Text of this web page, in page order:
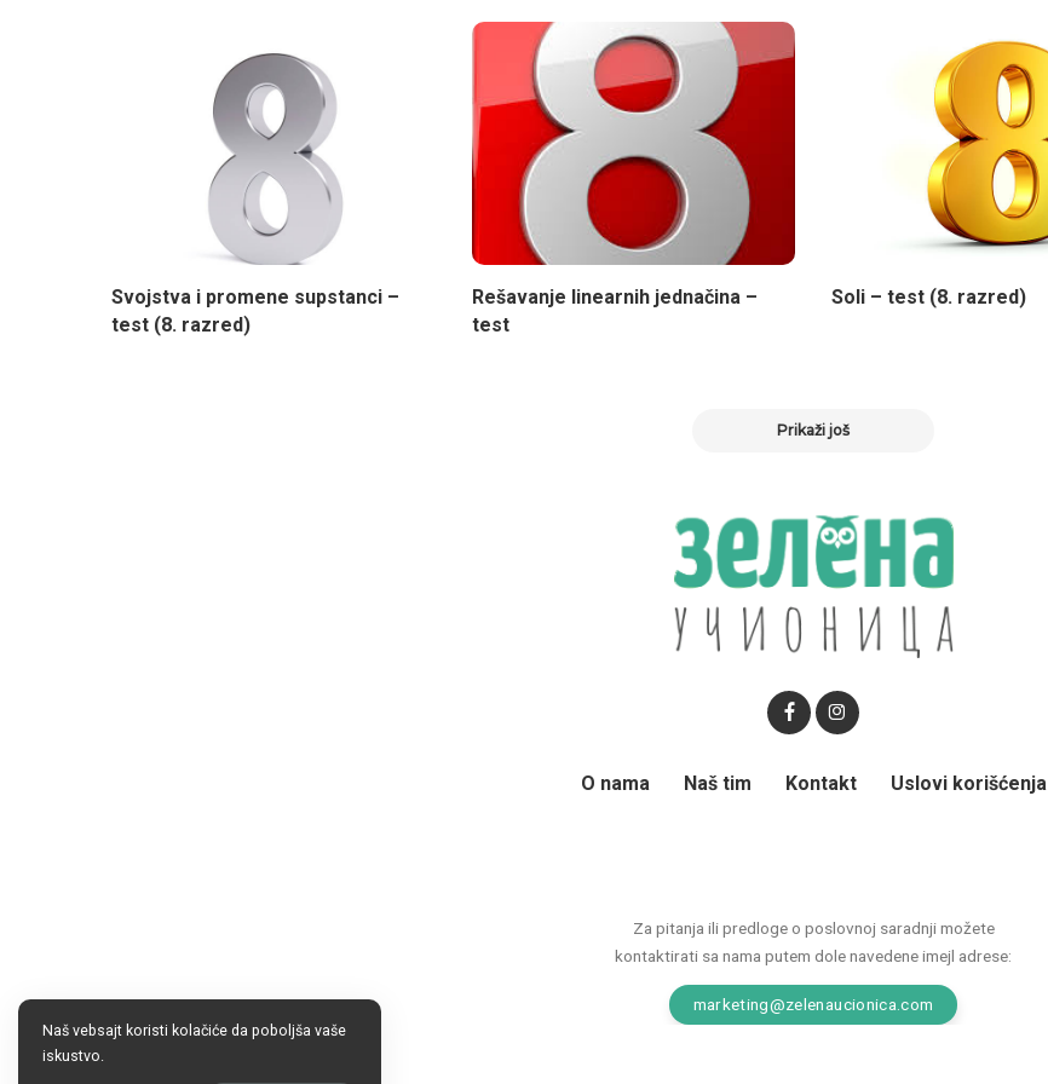
Svojstva i promene supstanci –
test (8. razred)
Rešavanje linearnih jednačina –
test
Soli – test (8. razred)
Prikaži još
Za pitanja ili predloge o poslovnoj saradnji možete
kontaktirati sa nama putem dole navedene imejl adrese:
marketing@zelenaucionica.com
O nama Naš tim Kontakt Uslovi korišćenja
Naš vebsajt koristi kolačiće da poboljša vaše
iskustvo.